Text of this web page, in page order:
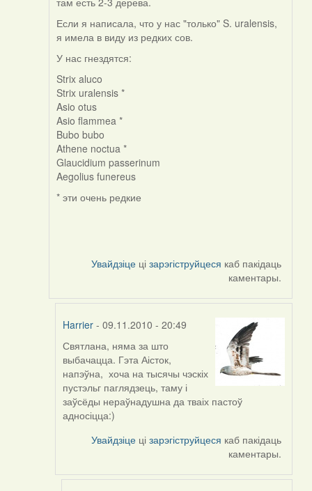
Если я написала, что у нас "только" S. uralensis,
я имела в виду из редких сов.
У нас гнездятся:
Strix aluco
Strix uralensis *
Asio otus
Asio flammea *
Bubo bubo
Athene noctua *
Glaucidium passerinum
Aegolius funereus
* эти очень редкие
Увайдзіце цізарэгіструйцеся каб пакідаць
каментары.
Harrier - 09.11.2010 - 20:49
In
reply
to
by
svetlana
vranova
Святлана, няма за што
выбачацца. Гэта Аісток,
напэўна, хоча на тысячы чэскіх
пустэльг паглядзець, таму і
заўсёды нераўнадушна да тваіх пастоў
адносіцца:)
Увайдзіце цізарэгіструйцеся каб пакідаць
каментары.